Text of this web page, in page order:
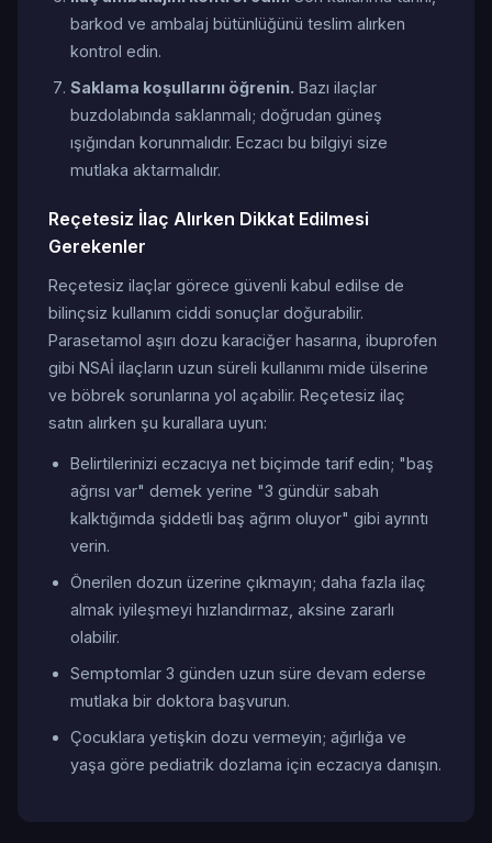
barkod ve ambalaj bütünlüğünü teslim alırken
kontrol edin.
Saklama koşullarını öğrenin. Bazı ilaçlar
buzdolabında saklanmalı; doğrudan güneş
ışığından korunmalıdır. Eczacı bu bilgiyi size
mutlaka aktarmalıdır.
Reçetesiz İlaç Alırken Dikkat Edilmesi
Gerekenler
Reçetesiz ilaçlar görece güvenli kabul edilse de
bilinçsiz kullanım ciddi sonuçlar doğurabilir.
Parasetamol aşırı dozu karaciğer hasarına, ibuprofen
gibi NSAİ ilaçların uzun süreli kullanımı mide ülserine
ve böbrek sorunlarına yol açabilir. Reçetesiz ilaç
satın alırken şu kurallara uyun:
Belirtilerinizi eczacıya net biçimde tarif edin; "baş
ağrısı var" demek yerine "3 gündür sabah
kalktığımda şiddetli baş ağrım oluyor" gibi ayrıntı
verin.
Önerilen dozun üzerine çıkmayın; daha fazla ilaç
almak iyileşmeyi hızlandırmaz, aksine zararlı
olabilir.
Semptomlar 3 günden uzun süre devam ederse
mutlaka bir doktora başvurun.
Çocuklara yetişkin dozu vermeyin; ağırlığa ve
yaşa göre pediatrik dozlama için eczacıya danışın.